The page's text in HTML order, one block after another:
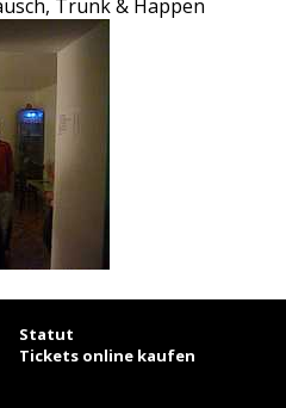
Trunk & Happen
Statut
Tickets online kaufen